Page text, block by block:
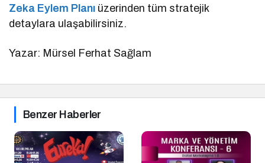
Zeka Eylem Planı üzerinden tüm stratejik
detaylara ulaşabilirsiniz.
Yazar: Mürsel Ferhat Sağlam
Benzer Haberler